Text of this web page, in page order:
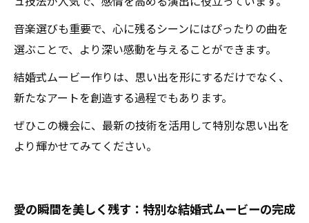
音楽選びも重要で、心に残るシーンにはぴったりの曲を
選ぶことで、より深い感動を与えることができます。
結婚式ムービー作りは、思い出を形にするだけでなく、
新たなアートを創造する過程でもあります。
ぜひこの機会に、最新の技術を活用して特別な思い出を
より輝かせてみてください。
愛の瞬間を美しく残す：特別な結婚式ムービーの完成